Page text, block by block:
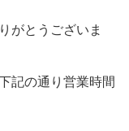
がとうございま
記の通り営業時間